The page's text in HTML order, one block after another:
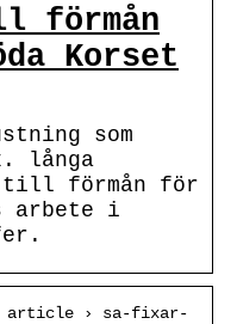
förmån
Korset
som
långa
till förmån för
arbete i
article › sa-fixar-